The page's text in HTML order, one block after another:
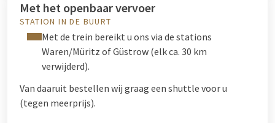
Met het openbaar vervoer
STATION IN DE BUURT
Met de trein bereikt u ons via de stations
Waren/Müritz of Güstrow (elk ca. 30 km
verwijderd).
Van daaruit bestellen wij graag een shuttle voor u
(tegen meerprijs).